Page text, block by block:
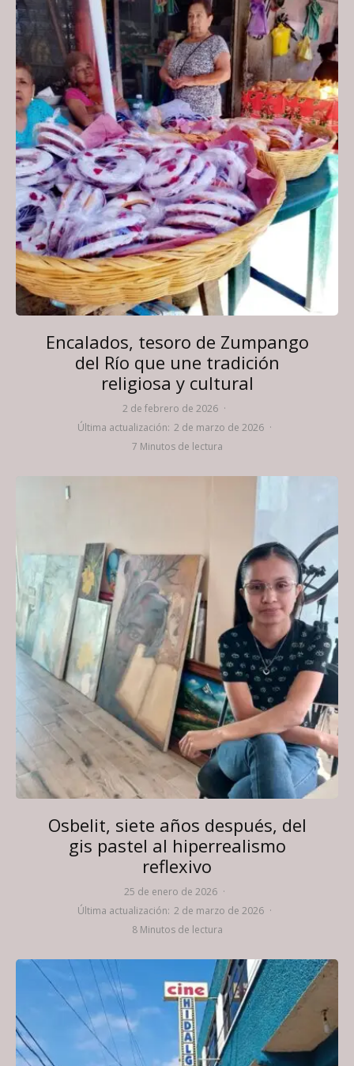
Encalados, tesoro de Zumpango
del Río que une tradición
religiosa y cultural
2 de febrero de 2026 ·
Última actualización: 2 de marzo de 2026 ·
7 Minutos de lectura
Osbelit, siete años después, del
gis pastel al hiperrealismo
reflexivo
25 de enero de 2026 ·
Última actualización: 2 de marzo de 2026 ·
8 Minutos de lectura